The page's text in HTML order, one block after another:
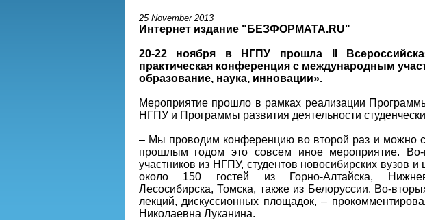
25 November 2013
Интернет издание "БЕЗФОРМАТА.RU"
20-22 ноября в НГПУ прошла II
практическая конференция с международным
образование, наука, инновации».
Мероприятие прошло в рамках реализации Программы
НГПУ и Программы развития деятельности
– Мы проводим конференцию во второй раз и можно
прошлым годом это совсем иное мероприятие.
участников из НГПУ, студентов новосибирских вузов
около 150 гостей из Горно-Алтайска,
Лесосибирска, Томска, также из Белоруссии. Во-
лекций, дискуссионных площадок, –
Николаевна Луканина.